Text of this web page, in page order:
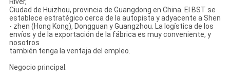
River,
Ciudad de Huizhou, provincia de Guangdong en China. El BST se
establece estratégico cerca de la autopista y adyacente a Shen
- zhen (Hong Kong), Dongguan y Guangzhou. La logística de los
envíos y de la exportación de la fábrica es muy conveniente, y
nosotros
también tenga la ventaja del empleo.
Negocio principal: